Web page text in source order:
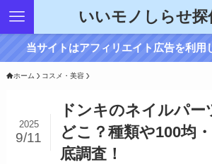
いいモノしらせ探
当サイトはアフィリエイト広告を利用
ホーム コスメ・美容
ドンキのネイルパー
どこ？種類や100均
底調査！
2025
9/11